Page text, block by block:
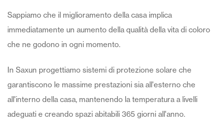
Sappiamo che il miglioramento della casa implica
immediatamente un aumento della qualità della vita di coloro
che ne godono in ogni momento.
In Saxun progettiamo sistemi di protezione solare che
garantiscono le massime prestazioni sia all'esterno che
all'interno della casa, mantenendo la temperatura a livelli
adeguati e creando spazi abitabili 365 giorni all'anno.